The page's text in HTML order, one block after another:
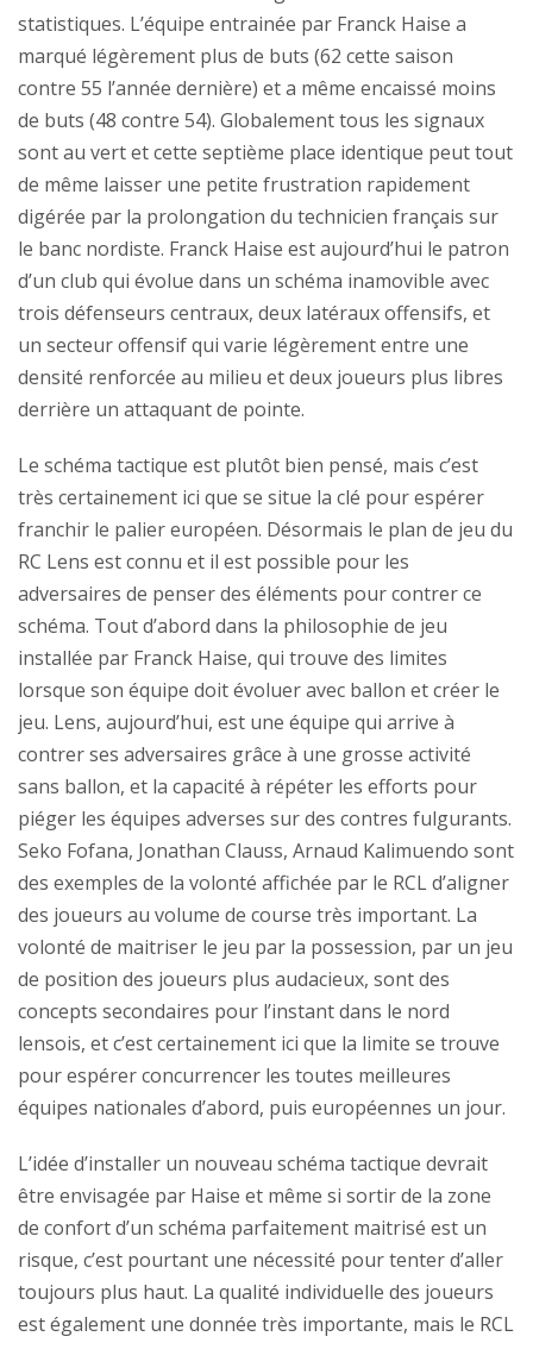
statistiques. L’équipe entrainée par Franck Haise a
marqué légèrement plus de buts (62 cette saison
contre 55 l’année dernière) et a même encaissé moins
de buts (48 contre 54). Globalement tous les signaux
sont au vert et cette septième place identique peut tout
de même laisser une petite frustration rapidement
digérée par la prolongation du technicien français sur
le banc nordiste. Franck Haise est aujourd’hui le patron
d’un club qui évolue dans un schéma inamovible avec
trois défenseurs centraux, deux latéraux offensifs, et
un secteur offensif qui varie légèrement entre une
densité renforcée au milieu et deux joueurs plus libres
derrière un attaquant de pointe.
Le schéma tactique est plutôt bien pensé, mais c’est
très certainement ici que se situe la clé pour espérer
franchir le palier européen. Désormais le plan de jeu du
RC Lens est connu et il est possible pour les
adversaires de penser des éléments pour contrer ce
schéma. Tout d’abord dans la philosophie de jeu
installée par Franck Haise, qui trouve des limites
lorsque son équipe doit évoluer avec ballon et créer le
jeu. Lens, aujourd’hui, est une équipe qui arrive à
contrer ses adversaires grâce à une grosse activité
sans ballon, et la capacité à répéter les efforts pour
piéger les équipes adverses sur des contres fulgurants.
Seko Fofana, Jonathan Clauss, Arnaud Kalimuendo sont
des exemples de la volonté affichée par le RCL d’aligner
des joueurs au volume de course très important. La
volonté de maitriser le jeu par la possession, par un jeu
de position des joueurs plus audacieux, sont des
concepts secondaires pour l’instant dans le nord
lensois, et c’est certainement ici que la limite se trouve
pour espérer concurrencer les toutes meilleures
équipes nationales d’abord, puis européennes un jour.
L’idée d’installer un nouveau schéma tactique devrait
être envisagée par Haise et même si sortir de la zone
de confort d’un schéma parfaitement maitrisé est un
risque, c’est pourtant une nécessité pour tenter d’aller
toujours plus haut. La qualité individuelle des joueurs
est également une donnée très importante, mais le RCL